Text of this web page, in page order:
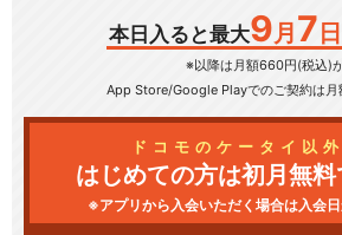
本日入ると最大9 月 7 日
※以降は月額660円(税込)
App Store/Google Playでのご契約は
ドコモのケータイ以
はじめての方は初月無
※アプリから入会いただく場合は入会